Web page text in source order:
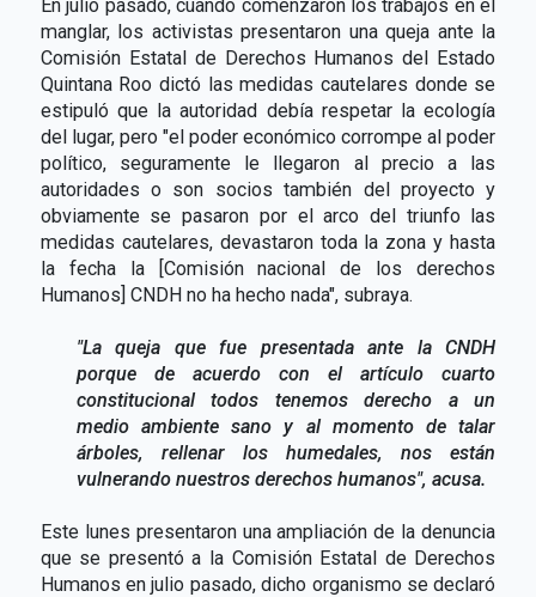
En julio pasado, cuando comenzaron los trabajos en el
manglar, los activistas presentaron una queja ante la
Comisión Estatal de Derechos Humanos del Estado
Quintana Roo dictó las medidas cautelares donde se
estipuló que la autoridad debía respetar la ecología
del lugar, pero "el poder económico corrompe al poder
político, seguramente le llegaron al precio a las
autoridades o son socios también del proyecto y
obviamente se pasaron por el arco del triunfo las
medidas cautelares, devastaron toda la zona y hasta
la fecha la [Comisión nacional de los derechos
Humanos] CNDH no ha hecho nada", subraya.
"La queja que fue presentada ante la CNDH
porque de acuerdo con el artículo cuarto
constitucional todos tenemos derecho a un
medio ambiente sano y al momento de talar
árboles, rellenar los humedales, nos están
vulnerando nuestros derechos humanos", acusa.
Este lunes presentaron una ampliación de la denuncia
que se presentó a la Comisión Estatal de Derechos
Humanos en julio pasado, dicho organismo se declaró